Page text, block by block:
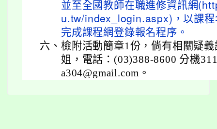
並至全國教師在職進修資訊網
u.tw/index_login.aspx)，以課程
完成課程網登錄報名程序。
六、 檢附活動簡章1份，倘有相關疑
姐，電話：(03)388-8600 分機
a304@gmail.com。